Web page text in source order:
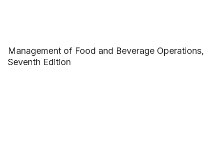
Management of Food and Beverage Operations,
Seventh Edition